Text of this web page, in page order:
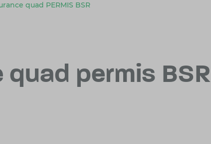
quad PERMIS BSR
permis BSR